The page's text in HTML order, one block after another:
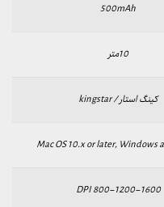
500mAh
10متر
کینگ استار / kingstar
Mac OS 10.x or later, Windows
800-1200-1600 DPI